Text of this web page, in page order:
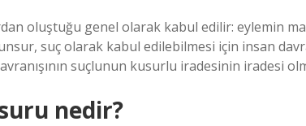
oluştuğu genel olarak kabul edilir: eylemin
suç olarak kabul edilebilmesi için insan
suçlunun kusurlu iradesinin iradesi
nedir?